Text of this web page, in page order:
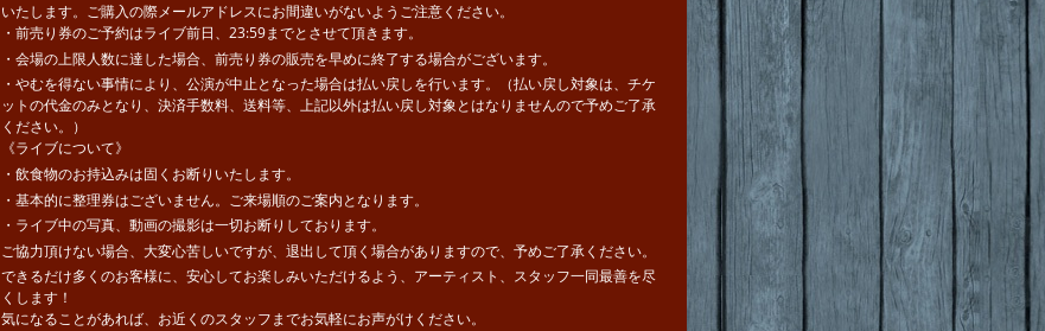
いたします。ご購入の際メールアドレスにお間違いがないようご注意ください。
・前売り券のご予約はライブ前日、23:59までとさせて頂きます。
・会場の上限人数に達した場合、前売り券の販売を早めに終了する場合がございます。
・やむを得ない事情により、公演が中止となった場合は払い戻しを行います。（払い戻し対象は、チケ
ットの代金のみとなり、決済手数料、送料等、上記以外は払い戻し対象とはなりませんので予めご了承
ください。）
《ライブについて》
・飲食物のお持込みは固くお断りいたします。
・基本的に整理券はございません。ご来場順のご案内となります。
・ライブ中の写真、動画の撮影は一切お断りしております。
ご協力頂けない場合、大変心苦しいですが、退出して頂く場合がありますので、予めご了承ください。
できるだけ多くのお客様に、安心してお楽しみいただけるよう、アーティスト、スタッフ一同最善を尽
くします！
気になることがあれば、お近くのスタッフまでお気軽にお声がけください。